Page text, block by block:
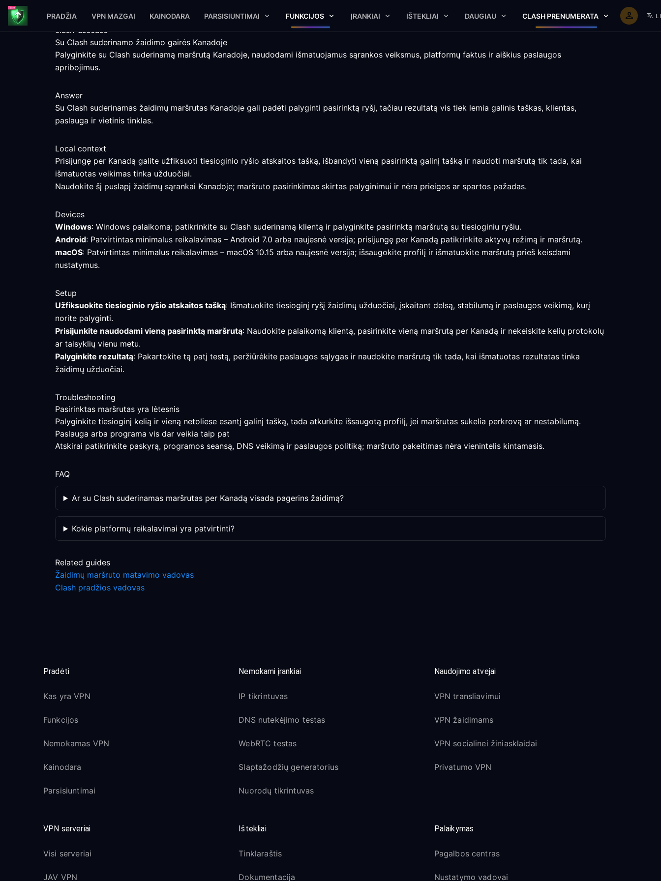
PRADŽIA VPN MAZGAI KAINODARA PARSISIUNTIMAI FUNKCIJOS ĮRANKIAI IŠTEKLIAI DAUGIAU CLASH PRENUMERATA
clash-usecase
Su Clash suderinamo žaidimo gairės Kanadoje
Palyginkite su Clash suderinamą maršrutą Kanadoje, naudodami išmatuojamus sąrankos veiksmus, platformų faktus ir aiškius paslaugos
apribojimus.
Answer
Su Clash suderinamas žaidimų maršrutas Kanadoje gali padėti palyginti pasirinktą ryšį, tačiau rezultatą vis tiek lemia galinis taškas, klientas,
paslauga ir vietinis tinklas.
Local context
Prisijungę per Kanadą galite užfiksuoti tiesioginio ryšio atskaitos tašką, išbandyti vieną pasirinktą galinį tašką ir naudoti maršrutą tik tada, kai
išmatuotas veikimas tinka užduočiai.
Naudokite šį puslapį žaidimų sąrankai Kanadoje; maršruto pasirinkimas skirtas palyginimui ir nėra prieigos ar spartos pažadas.
Devices
Windows: Windows palaikoma; patikrinkite su Clash suderinamą klientą ir palyginkite pasirinktą maršrutą su tiesioginiu ryšiu.
Android: Patvirtintas minimalus reikalavimas – Android 7.0 arba naujesnė versija; prisijungę per Kanadą patikrinkite aktyvų režimą ir maršrutą.
macOS: Patvirtintas minimalus reikalavimas – macOS 10.15 arba naujesnė versija; išsaugokite profilį ir išmatuokite maršrutą prieš keisdami
nustatymus.
Setup
Užfiksuokite tiesioginio ryšio atskaitos tašką: Išmatuokite tiesioginį ryšį žaidimų užduočiai, įskaitant delsą, stabilumą ir paslaugos veikimą, kurį
norite palyginti.
Prisijunkite naudodami vieną pasirinktą maršrutą: Naudokite palaikomą klientą, pasirinkite vieną maršrutą per Kanadą ir nekeiskite kelių protokolų
ar taisyklių vienu metu.
Palyginkite rezultatą: Pakartokite tą patį testą, peržiūrėkite paslaugos sąlygas ir naudokite maršrutą tik tada, kai išmatuotas rezultatas tinka
žaidimų užduočiai.
Troubleshooting
Pasirinktas maršrutas yra lėtesnis
Palyginkite tiesioginį kelią ir vieną netoliese esantį galinį tašką, tada atkurkite išsaugotą profilį, jei maršrutas sukelia perkrovą ar nestabilumą.
Paslauga arba programa vis dar veikia taip pat
Atskirai patikrinkite paskyrą, programos seansą, DNS veikimą ir paslaugos politiką; maršruto pakeitimas nėra vienintelis kintamasis.
FAQ
Ar su Clash suderinamas maršrutas per Kanadą visada pagerins žaidimą?
Kokie platformų reikalavimai yra patvirtinti?
Related guides
Žaidimų maršruto matavimo vadovas
Clash pradžios vadovas
Pradėti
Kas yra VPN
Funkcijos
Nemokamas VPN
Kainodara
Parsisiuntimai
Nemokami įrankiai
IP tikrintuvas
DNS nutekėjimo testas
WebRTC testas
Slaptažodžių generatorius
Nuorodų tikrintuvas
Naudojimo atvejai
VPN transliavimui
VPN žaidimams
VPN socialinei žiniasklaidai
Privatumo VPN
VPN serveriai
Visi serveriai
JAV VPN
Ištekliai
Tinklaraštis
Dokumentacija
Palaikymas
Pagalbos centras
Nustatymo vadovai